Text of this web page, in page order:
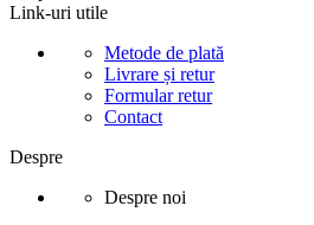
Link-uri utile
Metode de plată
Livrare și retur
Formular retur
Contact
Despre
Despre noi